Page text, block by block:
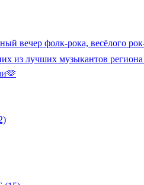
вечер фолк-рока, весёлого
из лучших музыкантов